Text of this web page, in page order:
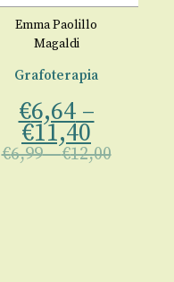
Emma Paolillo
Magaldi
Grafoterapia
€6,64–
€11,40
€6,99–€12,00